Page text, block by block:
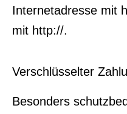
Internetadresse mit
mit http://.
Verschlüsselter
Besonders